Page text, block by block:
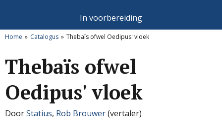
In voorbereiding
Home Catalogus Thebaïs ofwel Oedipus' vloek
Thebaïs ofwel
Oedipus' vloek
DoorStatius, Rob Brouwer(vertaler)